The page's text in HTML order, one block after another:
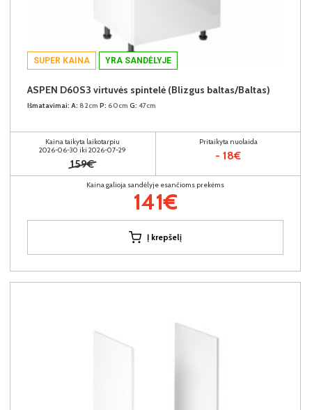
SUPER KAINA YRA SANDĖLYJE
ASPEN D60S3 virtuvės spintelė (Blizgus baltas/Baltas)
Išmatavimai: A: 82cm P: 60cm G: 47cm
Kaina taikyta laikotarpiu
2026-06-30 iki 2026-07-29
159€
Pritaikyta nuolaida
- 18€
Kaina galioja sandėlyje esančioms prekėms
141€
Į krepšelį